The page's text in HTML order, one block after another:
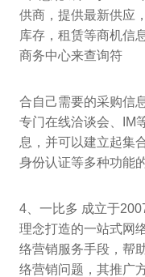
供商，提供最新供应
库存，租赁等商机信
商务中心来查询符
合自己需要的采购信
专门在线洽谈会、IM
息，并可以建立起集
身份认证等多种功能
4、一比多 成立于
理念打造的一站式网
络营销服务手段，帮
络营销问题，其推广